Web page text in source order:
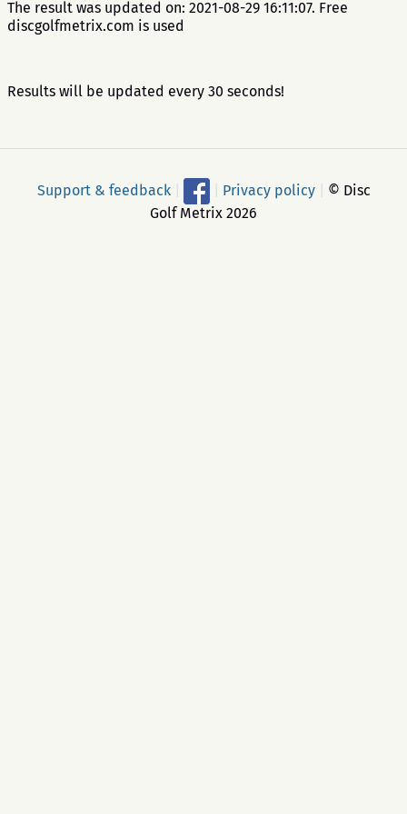
The result was updated on: 2021-08-29 16:11:07. Free
discgolfmetrix.com is used
Results will be updated every 30 seconds!
Support & feedback Privacy policy
© Disc
Golf Metrix 2026